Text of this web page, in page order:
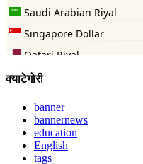
क्याटेगोरी
banner
bannernews
education
English
tags